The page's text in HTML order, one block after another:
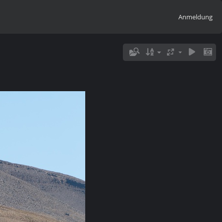
Anmeldung